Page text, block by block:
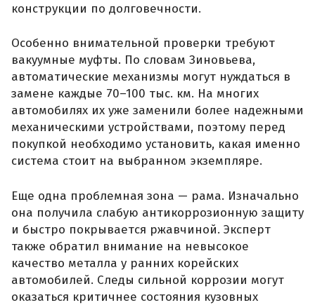
конструкции по долговечности.
Особенно внимательной проверки требуют
вакуумные муфты. По словам Зиновьева,
автоматические механизмы могут нуждаться в
замене каждые 70–100 тыс. км. На многих
автомобилях их уже заменили более надежными
механическими устройствами, поэтому перед
покупкой необходимо установить, какая именно
система стоит на выбранном экземпляре.
Еще одна проблемная зона — рама. Изначально
она получила слабую антикоррозионную защиту
и быстро покрывается ржавчиной. Эксперт
также обратил внимание на невысокое
качество металла у ранних корейских
автомобилей. Следы сильной коррозии могут
оказаться критичнее состояния кузовных